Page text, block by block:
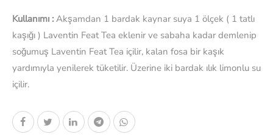
Kullanımı : Akşamdan 1 bardak kaynar suya 1 ölçek ( 1 tatlı
kaşığı ) Laventin Feat Tea eklenir ve sabaha kadar demlenip
soğumuş Laventin Feat Tea içilir, kalan fosa bir kaşık
yardımıyla yenilerek tüketilir. Üzerine iki bardak ılık limonlu su
içilir.